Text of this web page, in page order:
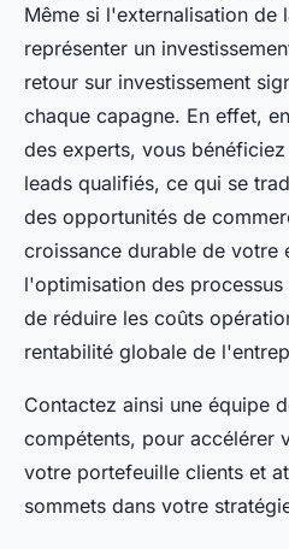
Même si l'externalisation de
représenter un
retour sur investissement
chaque capagne. En effet,
des experts, vous
leads qualifiés, ce qui se
des opportunités de
croissance durable de votre
l'optimisation des
de réduire les coûts
rentabilité globale de
Contactez ainsi une équipe
compétents, pour accélérer
votre portefeuille clients et
sommets dans votre